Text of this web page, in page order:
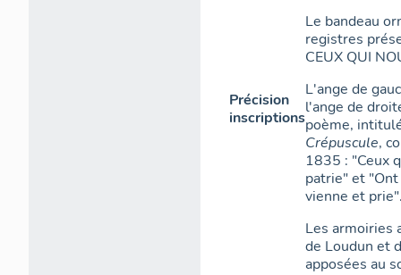
Précision
inscriptions
Le bandeau
registres
CEUX QUI
L'ange de
l'ange de
poème,
Crépuscule,
1835 : "Ceux
patrie" et
vienne et
Les armoiries
de Loudun et
apposées au